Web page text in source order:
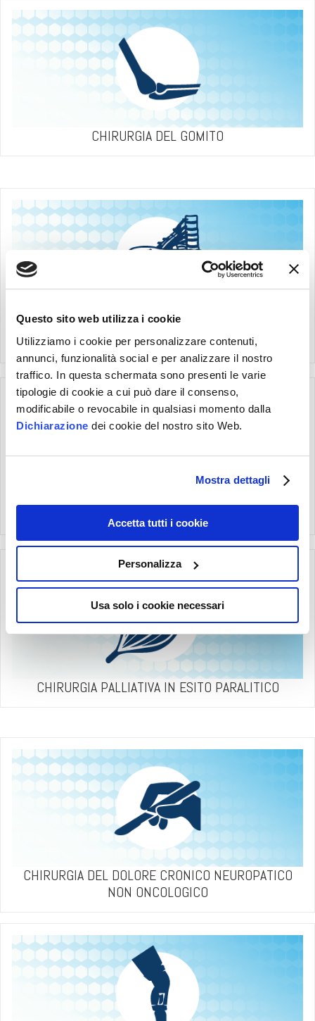
Questo sito web utilizza i cookie
Utilizziamo i cookie per personalizzare contenuti,
annunci, funzionalità social e per analizzare il nostro
traffico. In questa schermata sono presenti le varie
tipologie di cookie a cui può dare il consenso,
modificabile o revocabile in qualsiasi momento dalla
Dichiarazione dei cookie del nostro sito Web.
Mostra dettagli
Accetta tutti i cookie
Personalizza
Usa solo i cookie necessari
CHIRURGIA DEL GOMITO
CHIRURGIA E MICROCHIRURGIA DEL NERVO
PERIFERICO E DEL PLESSO BRACHIALE
CHIRURGIA RICOSTRUTTIVA DEI LEMBI
CHIRURGIA PALLIATIVA IN ESITO PARALITICO
CHIRURGIA DEL DOLORE CRONICO NEUROPATICO
NON ONCOLOGICO